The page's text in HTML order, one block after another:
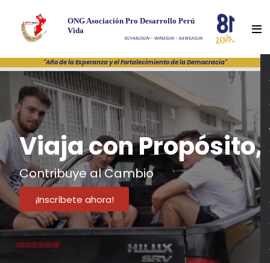
ONG Asociación Pro Desarrollo Perú
Vida
KUYAKUSUN - WIÑASUN - KAWSASUN
"Año de la Esperanza y el Fortalecimiento de la Democracia"
Viaja con Propósito,
Contribuye al Cambio
¡Inscríbete ahora!